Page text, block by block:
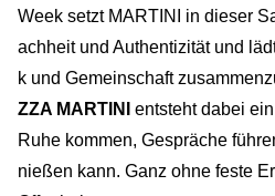
Week setzt MARTINI in dieser
achheit und Authentizität und
k und Gemeinschaft
ZZA MARTINI
entsteht dabei
Ruhe kommen, Gespräche
nießen kann. Ganz ohne feste